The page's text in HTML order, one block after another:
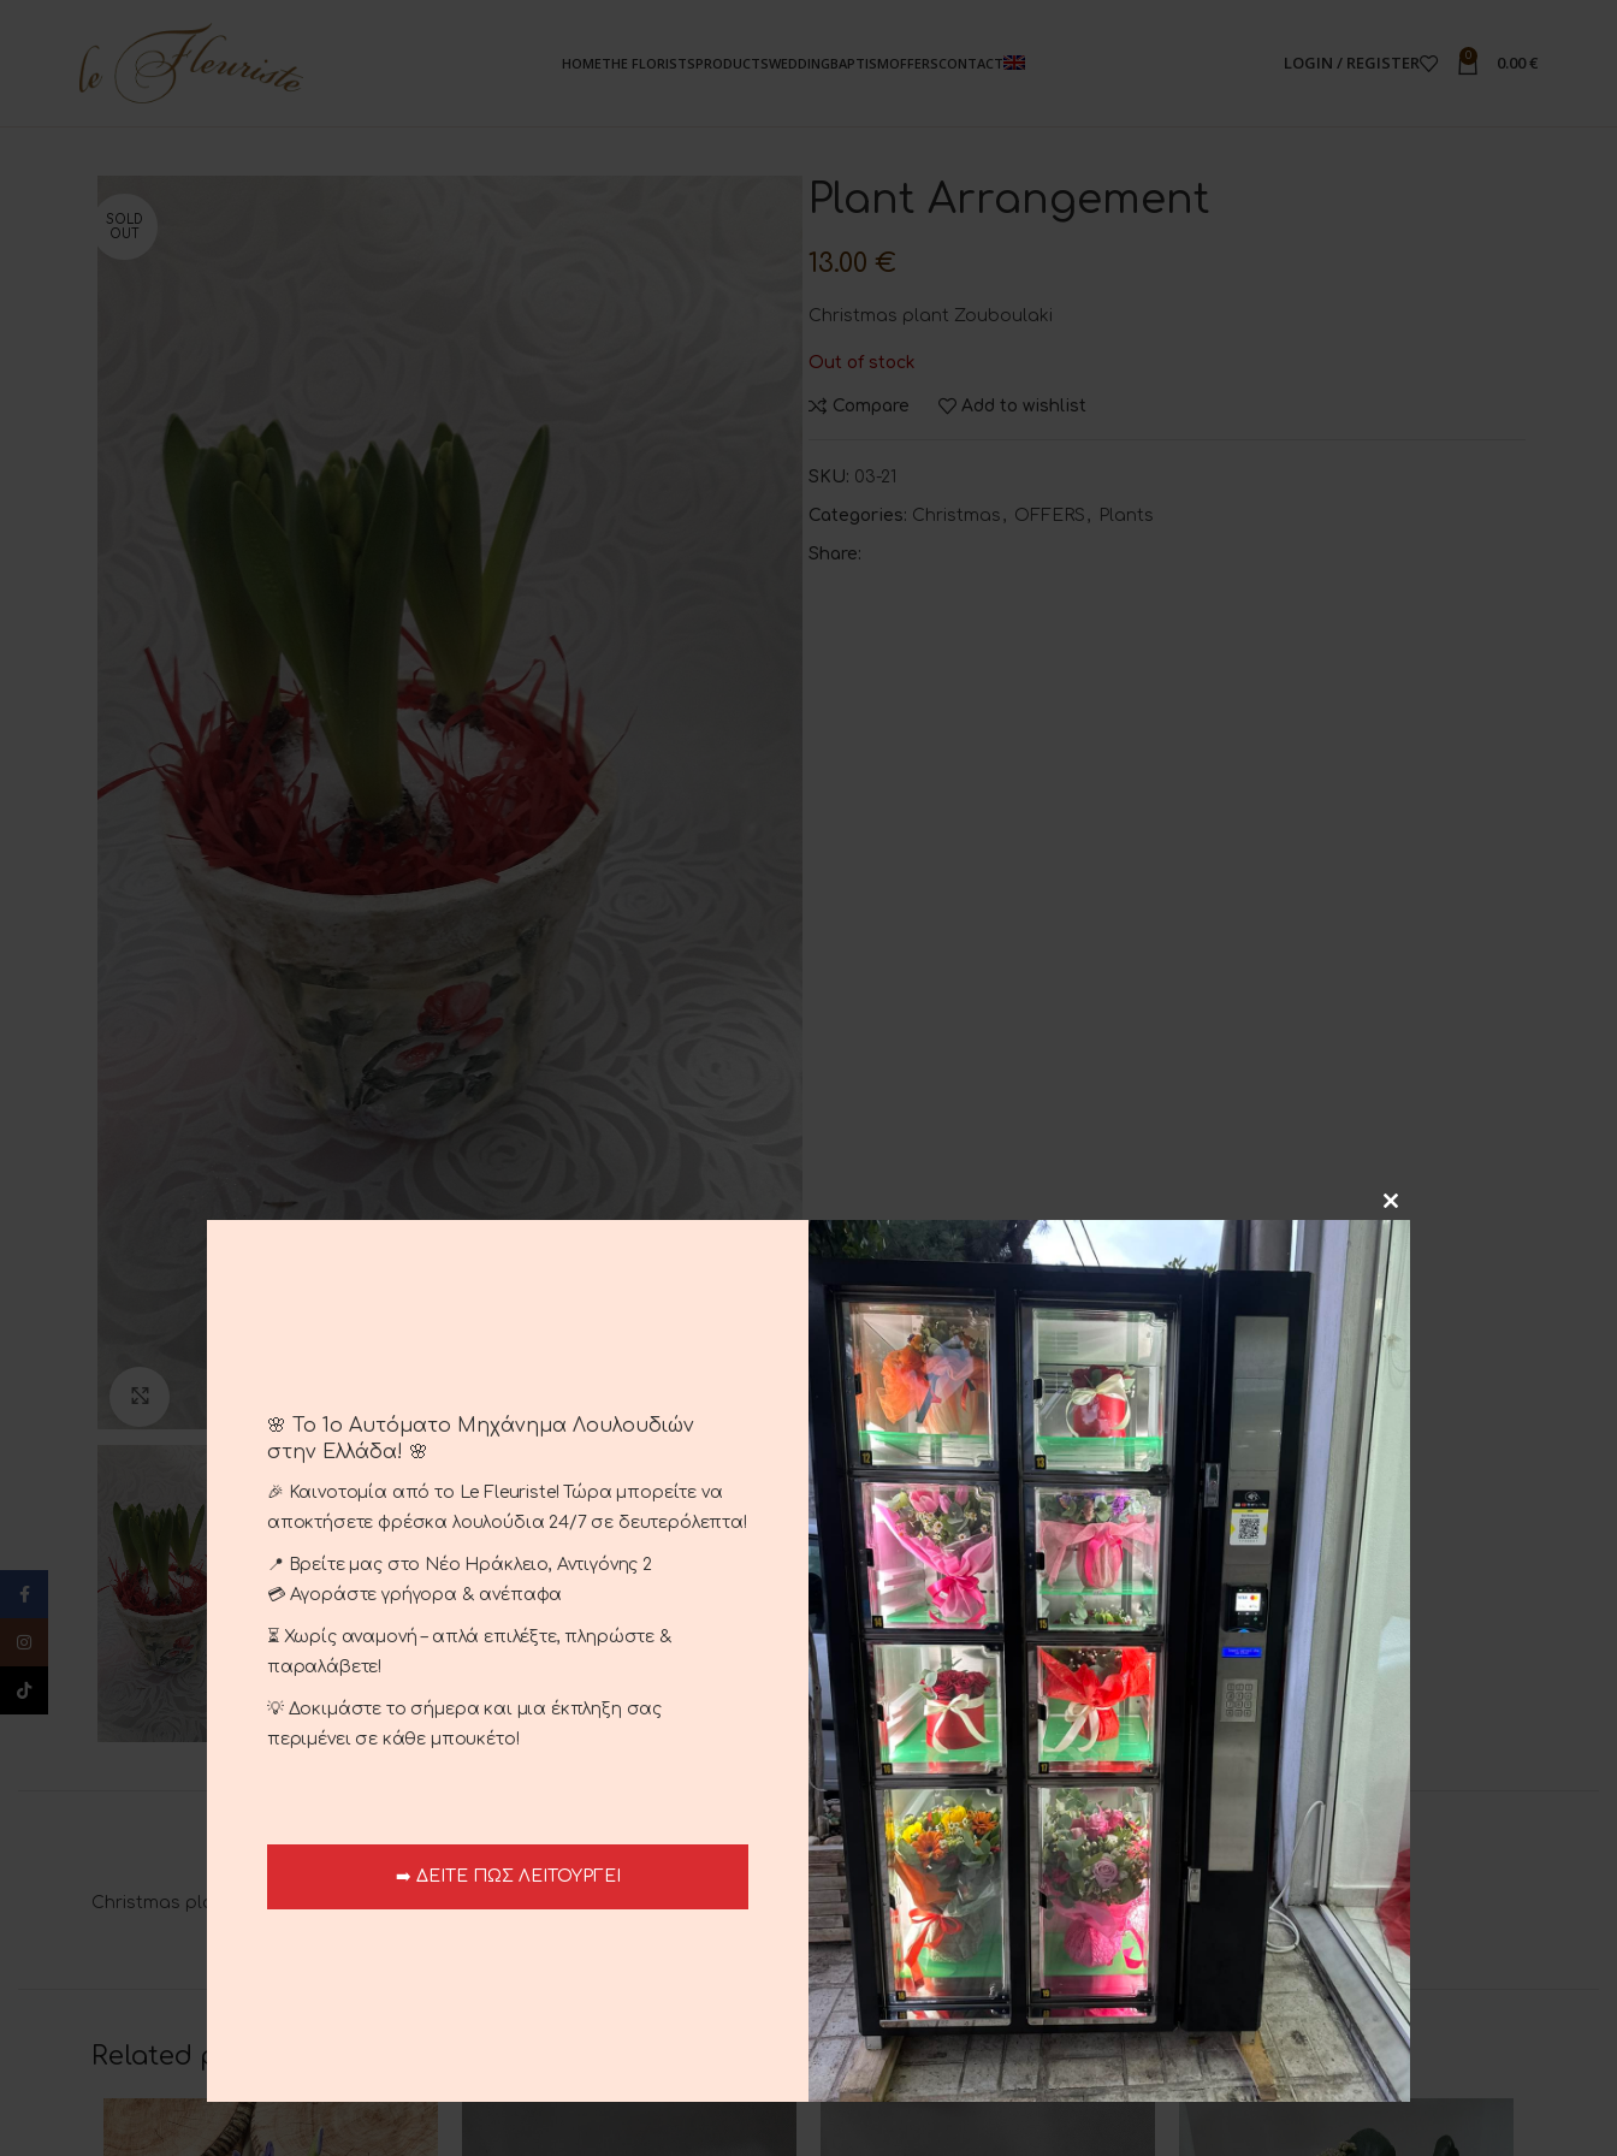
HOMETHE FLORISTSPRODUCTSWEDDINGBAPTISMOFFERSCONTACT LOGIN / REGISTER 0 0.00€
SOLD
OUT
Plant Arrangement
13.00 €
Christmas plant Zouboulaki
Out of stock
Compare Add to wishlist
SKU: 03-21
Categories: Christmas , OFFERS , Plants
Share:
SHIPPING & DELIVERY
Christmas plant Zouboulaki
Related products
Facebook
Instagram
🌸 Το 1ο Αυτόματο Μηχάνημα Λουλουδιών
στην Ελλάδα! 🌸
🎉 Καινοτομία από το Le Fleuriste! Τώρα μπορείτε να
αποκτήσετε φρέσκα λουλούδια 24/7 σε δευτερόλεπτα!
📍 Βρείτε μας στο Νέο Ηράκλειο, Αντιγόνης 2
💳 Αγοράστε γρήγορα & ανέπαφα
⏳ Χωρίς αναμονή – απλά επιλέξτε, πληρώστε &
παραλάβετε!
💡 Δοκιμάστε το σήμερα και μια έκπληξη σας
περιμένει σε κάθε μπουκέτο!
➡️ ΔΕΙΤΕ ΠΩΣ ΛΕΙΤΟΥΡΓΕΙ